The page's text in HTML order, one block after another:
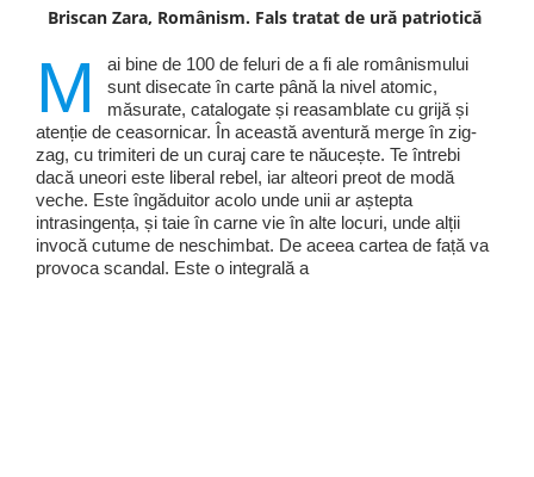
Briscan Zara, Românism. Fals tratat de ură patriotică
M
ai bine de 100 de feluri de a fi ale românismului
sunt disecate în carte până la nivel atomic,
măsurate, catalogate și reasamblate cu grijă și
atenție de ceasornicar. În această aventură merge în zig-
zag, cu trimiteri de un curaj care te năucește. Te întrebi
dacă uneori este liberal rebel, iar alteori preot de modă
veche. Este îngăduitor acolo unde unii ar aștepta
intrasingența, și taie în carne vie în alte locuri, unde alții
invocă cutume de neschimbat. De aceea cartea de față va
provoca scandal. Este o integrală a